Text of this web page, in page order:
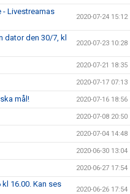
- Livestreamas
2020-07-24 15:12
dator den 30/7, kl
2020-07-23 10:28
2020-07-21 18:35
2020-07-17 07:13
mål! 2020-07-16 18:56
2020-07-08 20:50
2020-07-04 14:48
2020-06-30 13:04
2020-06-27 17:54
16.00. Kan ses
2020-06-26 17:54